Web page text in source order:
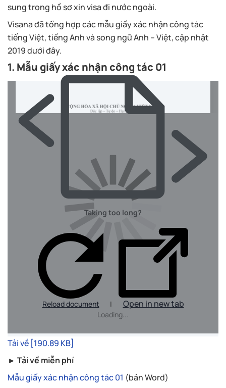
sung trong hồ sơ xin visa đi nước ngoài.
Visana đã tổng hợp các mẫu giấy xác nhận công tác
tiếng Việt, tiếng Anh và song ngữ Anh – Việt, cập nhật
2019 dưới đây.
1. Mẫu giấy xác nhận công tác 01
Loading...
Taking too long?
Reload document | Open in new tab
Tải về [190.89 KB]
► Tải về miễn phí
Mẫu giấy xác nhận công tác 01 (bản Word)